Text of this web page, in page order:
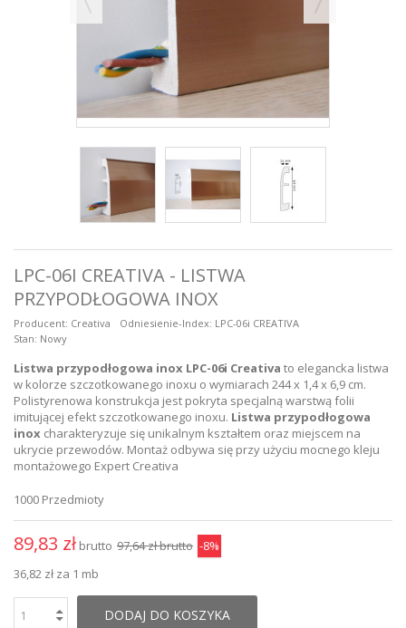
LPC-06I CREATIVA - LISTWA
PRZYPODŁOGOWA INOX
Producent: Creativa Odniesienie-Index: LPC-06i CREATIVA
Stan: Nowy
Listwa przypodłogowa inox LPC-06i Creativa to elegancka listwa
w kolorze szczotkowanego inoxu o wymiarach 244 x 1,4 x 6,9 cm.
Polistyrenowa konstrukcja jest pokryta specjalną warstwą folii
imitującej efekt szczotkowanego inoxu. Listwa przypodłogowa
inox charakteryzuje się unikalnym kształtem oraz miejscem na
ukrycie przewodów. Montaż odbywa się przy użyciu mocnego kleju
montażowego Expert Creativa
1000 Przedmioty
89,83 zł brutto 97,64 złbrutto -8%
36,82 złza 1 mb
DODAJ DO KOSZYKA